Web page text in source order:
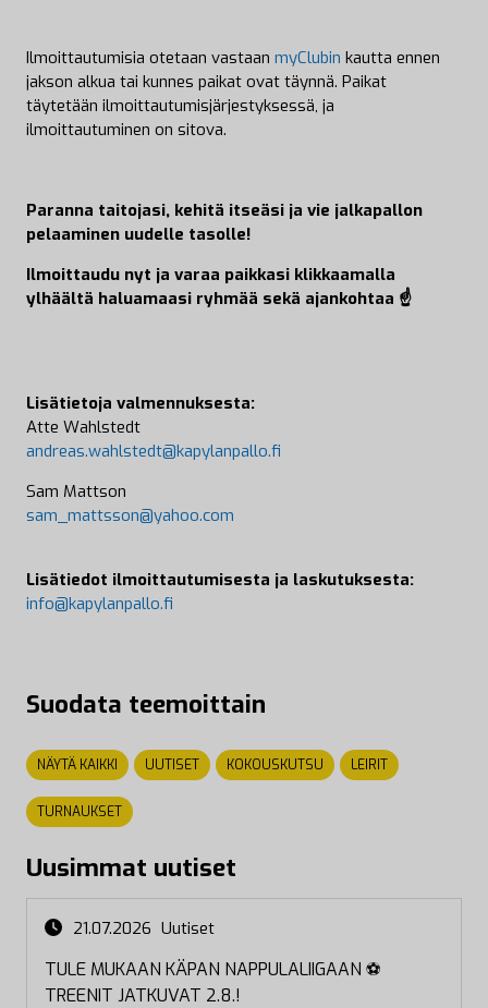
Ilmoittautumisia otetaan vastaan myClubin kautta ennen
jakson alkua tai kunnes paikat ovat täynnä. Paikat
täytetään ilmoittautumisjärjestyksessä, ja
ilmoittautuminen on sitova.
Paranna taitojasi, kehitä itseäsi ja vie jalkapallon
pelaaminen uudelle tasolle!
Ilmoittaudu nyt ja varaa paikkasi klikkaamalla
ylhäältä haluamaasi ryhmää sekä ajankohtaa ☝️
Lisätietoja valmennuksesta:
Atte Wahlstedt
andreas.wahlstedt@kapylanpallo.fi
Sam Mattson
sam_mattsson@yahoo.com
Lisätiedot ilmoittautumisesta ja laskutuksesta:
info@kapylanpallo.fi
Suodata teemoittain
NÄYTÄ KAIKKI UUTISET KOKOUSKUTSU LEIRIT
TURNAUKSET
Uusimmat uutiset
21.07.2026 Uutiset
TULE MUKAAN KÄPAN NAPPULALIIGAAN ⚽
TREENIT JATKUVAT 2.8.!